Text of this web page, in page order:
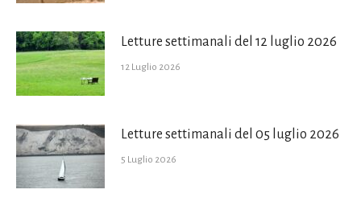
Letture settimanali del 12 luglio 2026
12 Luglio 2026
Letture settimanali del 05 luglio 2026
5 Luglio 2026